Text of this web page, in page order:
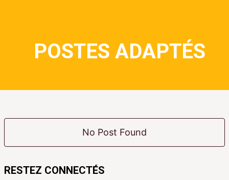
POSTES ADAPTÉS
No Post Found
RESTEZ CONNECTÉS